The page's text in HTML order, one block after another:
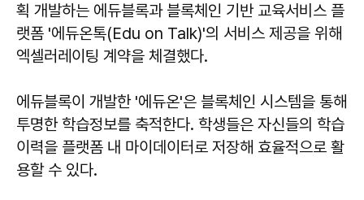
획 개발하는 에듀블록과 블록체인 기반 교육서비스 플
랫폼 '에듀온톡(Edu on Talk)'의 서비스 제공을 위해
엑셀러레이팅 계약을 체결했다.
에듀블록이 개발한 '에듀온'은 블록체인 시스템을 통해
투명한 학습정보를 축적한다. 학생들은 자신들의 학습
이력을 플랫폼 내 마이데이터로 저장해 효율적으로 활
용할 수 있다.